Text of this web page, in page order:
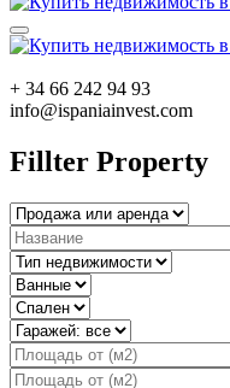
+ 34 66 242 94 93
info@ispaniainvest.com
Fillter Property